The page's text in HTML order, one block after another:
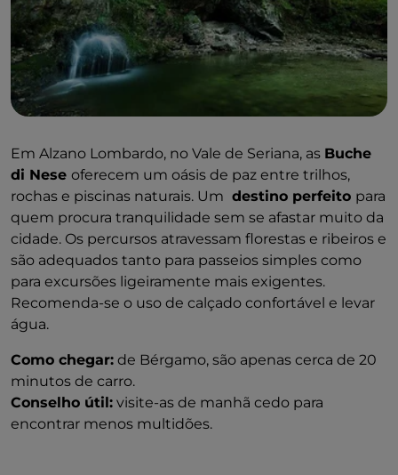
Em Alzano Lombardo, no Vale de Seriana, as Buche
di Nese oferecem um oásis de paz entre trilhos,
rochas e piscinas naturais. Um destino perfeito para
quem procura tranquilidade sem se afastar muito da
cidade. Os percursos atravessam florestas e ribeiros e
são adequados tanto para passeios simples como
para excursões ligeiramente mais exigentes.
Recomenda-se o uso de calçado confortável e levar
água.
Como chegar: de Bérgamo, são apenas cerca de 20
minutos de carro.
Conselho útil: visite-as de manhã cedo para
encontrar menos multidões.